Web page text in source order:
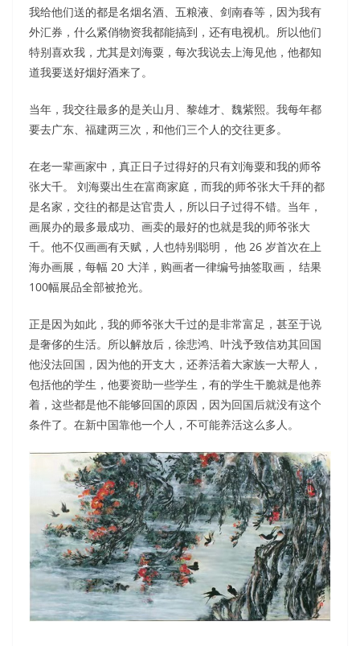
我给他们送的都是名烟名酒、五粮液、剑南春等，因为我有
外汇券，什么紧俏物资我都能搞到，还有电视机。所以他们
特别喜欢我，尤其是刘海粟，每次我说去上海见他，他都知
道我要送好烟好酒来了。
当年，我交往最多的是关山月、黎雄才、魏紫熙。我每年都
要去广东、福建两三次，和他们三个人的交往更多。
在老一辈画家中，真正日子过得好的只有刘海粟和我的师爷
张大千。 刘海粟出生在富商家庭，而我的师爷张大千拜的都
是名家，交往的都是达官贵人，所以日子过得不错。当年，
画展办的最多最成功、画卖的最好的也就是我的师爷张大
千。他不仅画画有天赋，人也特别聪明， 他 26 岁首次在上
海办画展，每幅 20 大洋，购画者一律编号抽签取画， 结果
100幅展品全部被抢光。
正是因为如此，我的师爷张大千过的是非常富足，甚至于说
是奢侈的生活。所以解放后，徐悲鸿、叶浅予致信劝其回国
他没法回国，因为他的开支大，还养活着大家族一大帮人，
包括他的学生，他要资助一些学生，有的学生干脆就是他养
着，这些都是他不能够回国的原因，因为回国后就没有这个
条件了。在新中国靠他一个人，不可能养活这么多人。